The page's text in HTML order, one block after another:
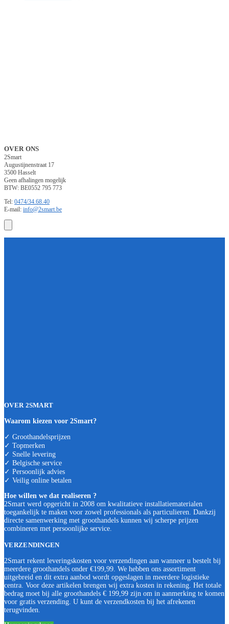
OVER ONS
2Smart
Augustijnenstraat 17
3500 Hasselt
Geen afhalingen mogelijk
BTW: BE0552 795 773
Tel: 0474/34.68.40
E-mail: info@2smart.be
OVER 2SMART
Waarom kiezen voor 2Smart?
✓ Groothandelsprijzen
✓ Topmerken
✓ Snelle levering
✓ Belgische service
✓ Persoonlijk advies
✓ Veilig online betalen
Hoe willen we dat realiseren ?
2Smart werd opgericht in 2008 om kwalitatieve installatiematerialen
toegankelijk te maken voor zowel professionals als particulieren. Dankzij
directe samenwerking met groothandels kunnen wij scherpe prijzen
combineren met persoonlijke service.
VERZENDINGEN
2Smart rekent leveringskosten voor verzendingen aan wanneer u bestelt bij
meerdere groothandels onder €199,99. We hebben ons assortiment
uitgebreid en dit extra aanbod wordt opgeslagen in meerdere logistieke
centra. Voor deze artikelen brengen wij extra kosten in rekening. Het totale
bedrag moet bij alle groothandels € 199,99 zijn om in aanmerking te komen
voor gratis verzending. U kunt de verzendkosten bij het afrekenen
terugvinden.